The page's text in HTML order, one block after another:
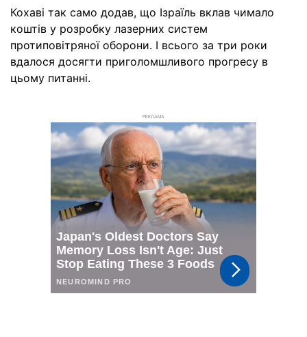
Кохаві так само додав, що Ізраїль вклав чимало
коштів у розробку лазерних систем
протиповітряної оборони. І всього за три роки
вдалося досягти приголомшливого прогресу в
цьому питанні.
РЕКЛАМА